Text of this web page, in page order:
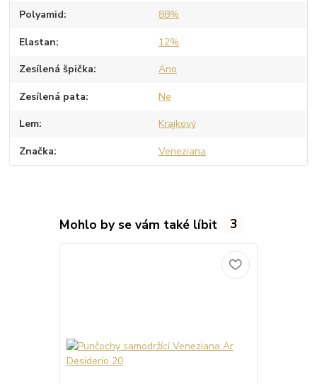
Polyamid 88%
Elastan 12%
Zesílená špička Ano
Zesílená pata Ne
Lem Krajkový
Značka Veneziana
Mohlo by se vám také líbit 3